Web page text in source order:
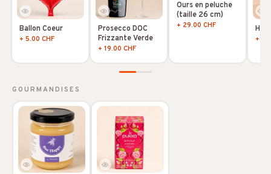
Ballon Coeur
+ 5.00 CHF
Prosecco DOC
Frizzante Verde
+ 19.00 CHF
Ours en peluche
(taille 26 cm)
+ 29.00 CHF
+
GOURMANDISES